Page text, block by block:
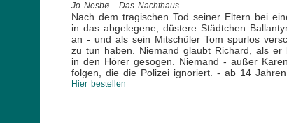
Jo Nesbø - Das Nachthaus
Nach dem tragischen Tod seiner Eltern bei
in das abgelegene, düstere Städtchen
an - und als sein Mitschüler Tom spurlos
zu tun haben. Niemand glaubt Richard, als
in den Hörer gesogen. Niemand - außer
folgen, die die Polizei ignoriert. - ab 14 Jahren
Hier bestellen